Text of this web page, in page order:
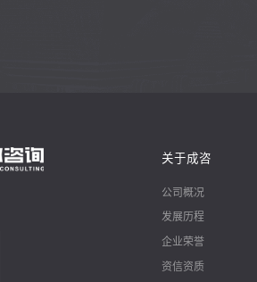
关于成咨
公司概况
发展历程
企业荣誉
资信资质